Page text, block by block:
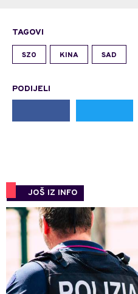
TAGOVI
SZO KINA SAD
PODIJELI
JOŠ IZ INFO